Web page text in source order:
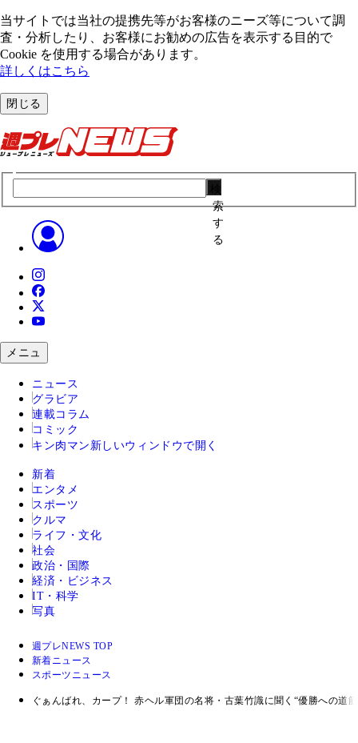
当サイトでは当社の提携先等がお客様のニーズ等について調
査・分析したり、お客様にお勧めの広告を表⽰する⽬的で
Cookie を使⽤する場合があります。
詳しくはこちら
閉じる
索
す
る
メニュ
ニュース
グラビア
連載コラム
コミック
キン肉マン 新しいウィンドウで開く
新着
エンタメ
スポーツ
クルマ
ライフ・文化
社会
政治・国際
経済・ビジネス
IT・科学
写真
週プレNEWS TOP
新着ニュース
スポーツニュース
ぐぁんばれ、カープ！ 赤ヘル軍団の名将・古葉竹識に聞く“優勝への道